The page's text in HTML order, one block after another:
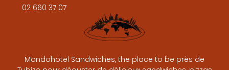
Mondohotel Sandwiches, the place to be près de
02 660 37 07